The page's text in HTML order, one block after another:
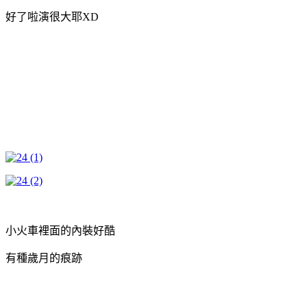
好了啦演很大耶XD
小火車裡面的內裝好酷
有種歲月的痕跡